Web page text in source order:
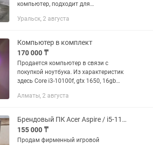
компьютер, подходит для
так же с графикой и рендером,
Intel Core i3-12100 (...
Уральск, 2 августа
Компьютер в комплект
170 000 ₸
Продается компьютер в связи с
покупкой ноутбука. Из характеристик
здесь Core i3-10100f, gtx 1650, 16gb
Корпус обновленный и стоит 5
Алматы, 2 августа
Брендовый ПК Acer Aspire / i5-11400F / 16GB / GTX 1650
155 000 ₸
Продам фирменный игровой